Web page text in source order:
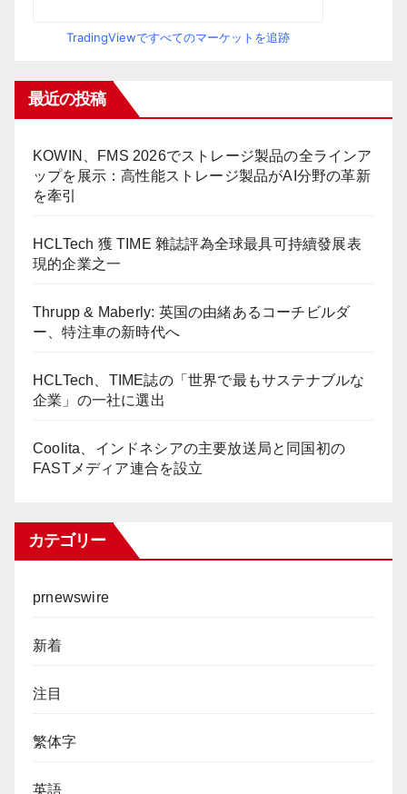
TradingViewですべてのマーケットを追跡
最近の投稿
KOWIN、FMS 2026でストレージ製品の全ラインア
ップを展示：高性能ストレージ製品がAI分野の革新
を牽引
HCLTech 獲 TIME 雜誌評為全球最具可持續發展表
現的企業之一
Thrupp & Maberly: 英国の由緒あるコーチビルダ
ー、特注車の新時代へ
HCLTech、TIME誌の「世界で最もサステナブルな
企業」の一社に選出
Coolita、インドネシアの主要放送局と同国初の
FASTメディア連合を設立
カテゴリー
prnewswire
新着
注目
繁体字
英語